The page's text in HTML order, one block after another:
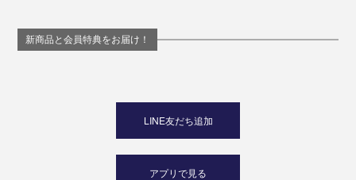
新商品と会員特典をお届け！
LINE友だち追加
アプリで見る